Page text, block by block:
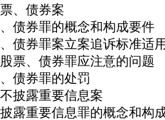
、债券案
债券罪的概念和构成要件
债券罪案立案追诉标准适
票、债券罪应注意的问题
债券罪的处罚
披露重要信息案
露重要信息罪的概念和构